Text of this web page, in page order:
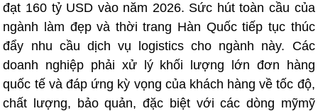
đạt 160 tỷ USD vào năm 2026. Sức hút toàn cầu của
ngành làm đẹp và thời trang Hàn Quốc tiếp tục thúc
đẩy nhu cầu dịch vụ logistics cho ngành này. Các
doanh nghiệp phải xử lý khối lượng lớn đơn hàng
quốc tế và đáp ứng kỳ vọng của khách hàng về tốc độ,
chất lượng, bảo quản, đặc biệt với các dòng mỹmỹ